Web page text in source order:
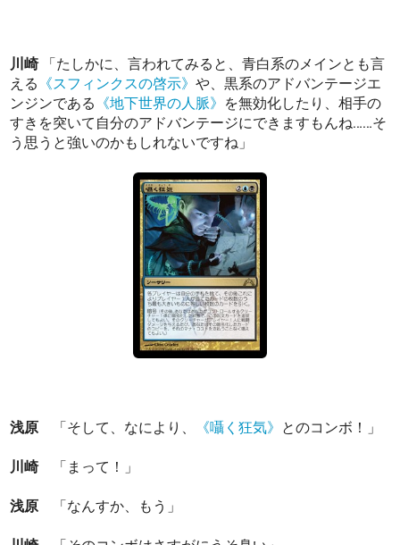
川崎「たしかに、言われてみると、青白系のメインとも言
える 《スフィンクスの啓示》や、黒系のアドバンテージエ
ンジンである 《地下世界の人脈》 を無効化したり、相手の
すきを突いて自分のアドバンテージにできますもんね……そ
う思うと強いのかもしれないですね」
浅原 「そして、なにより、 《囁く狂気》 とのコンボ！」
川崎「まって！」
浅原 「なんすか、もう」